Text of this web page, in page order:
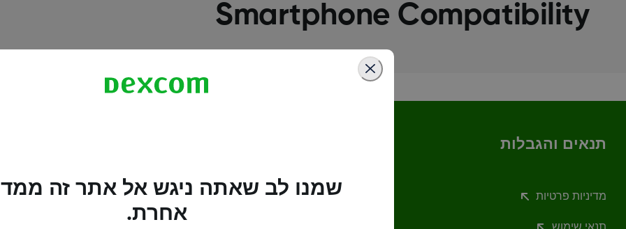
Smartphone Compatibility
תנאים והגבלות
מדיניות פרטיות מרכז אמון
שמנו לב שאתה ניגש אל אתר זה
אחרת.